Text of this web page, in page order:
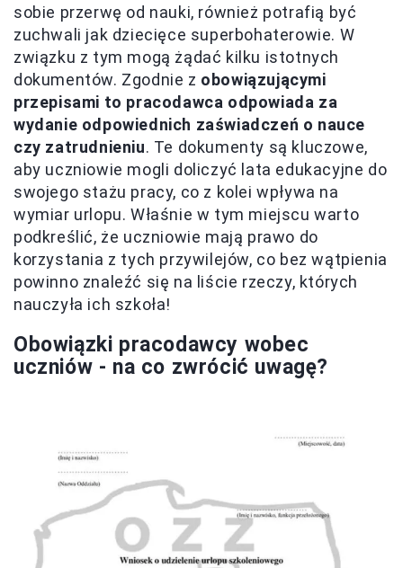
sobie przerwę od nauki, również potrafią być
zuchwali jak dziecięce superbohaterowie. W
związku z tym mogą żądać kilku istotnych
dokumentów. Zgodnie z obowiązującymi
przepisami to pracodawca odpowiada za
wydanie odpowiednich zaświadczeń o nauce
czy zatrudnieniu. Te dokumenty są kluczowe,
aby uczniowie mogli doliczyć lata edukacyjne do
swojego stażu pracy, co z kolei wpływa na
wymiar urlopu. Właśnie w tym miejscu warto
podkreślić, że uczniowie mają prawo do
korzystania z tych przywilejów, co bez wątpienia
powinno znaleźć się na liście rzeczy, których
nauczyła ich szkoła!
Obowiązki pracodawcy wobec
uczniów - na co zwrócić uwagę?